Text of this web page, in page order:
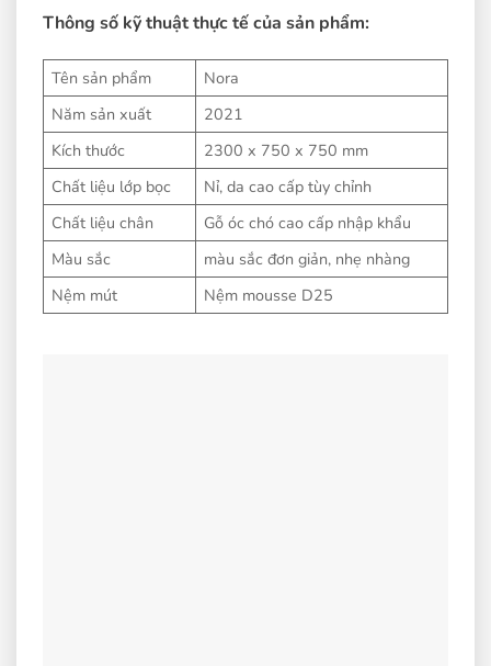
Thông số kỹ thuật thực tế của sản phẩm:
Tên sản phẩm
Nora
Năm sản xuất
2021
Kích thước
2300 x 750 x 750 mm
Chất liệu lớp bọc
Nỉ, da cao cấp tùy chỉnh
Chất liệu chân
Gỗ óc chó cao cấp nhập khẩu
Màu sắc
màu sắc đơn giản, nhẹ nhàng
Nệm mút
Nệm mousse D25